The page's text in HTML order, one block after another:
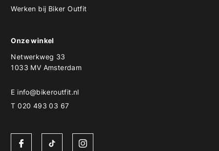
Werken bij Biker Outfit
Onze winkel
Netwerkweg 33
1033 MV Amsterdam
E info@bikeroutfit.nl
T 020 493 03 67